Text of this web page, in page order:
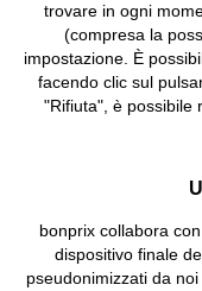
bonprix S.r.l. con
Valdengo (BI) C.F.
Biella n.
IT09060P00000858,
Sociale: euro
e coordinamento di
trovare in ogni
(compresa la
impostazione. È
facendo clic sul
"Rifiuta", è possibile
bonprix collabora
dispositivo finale
pseudonimizzati da